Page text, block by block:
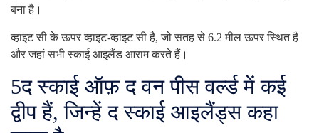
बना है।
व्हाइट सी के ऊपर व्हाइट-व्हाइट सी है, जो सतह से 6.2 मील ऊपर स्थित है
और जहां सभी स्काई आइलैंड आराम करते हैं।
5द स्काई ऑफ़ द वन पीस वर्ल्ड में कई
द्वीप हैं, जिन्हें द स्काई आइलैंड्स कहा